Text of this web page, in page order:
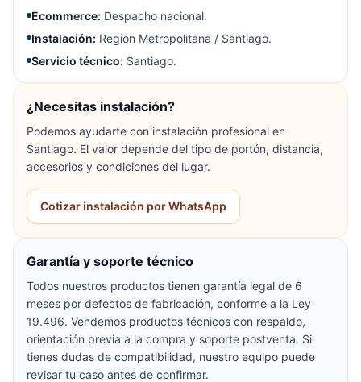
Ecommerce: Despacho nacional.
Instalación: Región Metropolitana / Santiago.
Servicio técnico: Santiago.
¿Necesitas instalación?
Podemos ayudarte con instalación profesional en
Santiago. El valor depende del tipo de portón, distancia,
accesorios y condiciones del lugar.
Cotizar instalación por WhatsApp
Garantía y soporte técnico
Todos nuestros productos tienen garantía legal de 6
meses por defectos de fabricación, conforme a la Ley
19.496. Vendemos productos técnicos con respaldo,
orientación previa a la compra y soporte postventa. Si
tienes dudas de compatibilidad, nuestro equipo puede
revisar tu caso antes de confirmar.